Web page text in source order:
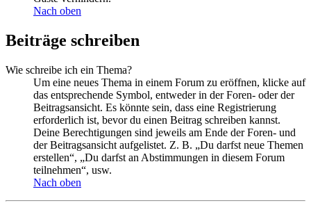
Nach oben
Beiträge schreiben
Wie schreibe ich ein Thema?
Um eine neues Thema in einem Forum zu eröffnen, klicke auf
das entsprechende Symbol, entweder in der Foren- oder der
Beitragsansicht. Es könnte sein, dass eine Registrierung
erforderlich ist, bevor du einen Beitrag schreiben kannst.
Deine Berechtigungen sind jeweils am Ende der Foren- und
der Beitragsansicht aufgelistet. Z. B. „Du darfst neue Themen
erstellen“, „Du darfst an Abstimmungen in diesem Forum
teilnehmen“, usw.
Nach oben